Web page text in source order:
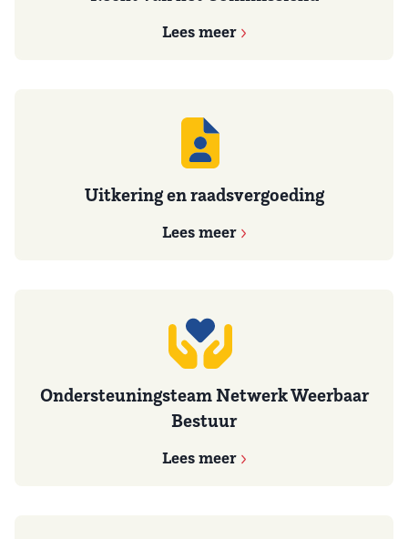
Lees meer
Uitkering en raadsvergoeding
Lees meer
Ondersteuningsteam Netwerk Weerbaar
Bestuur
Lees meer